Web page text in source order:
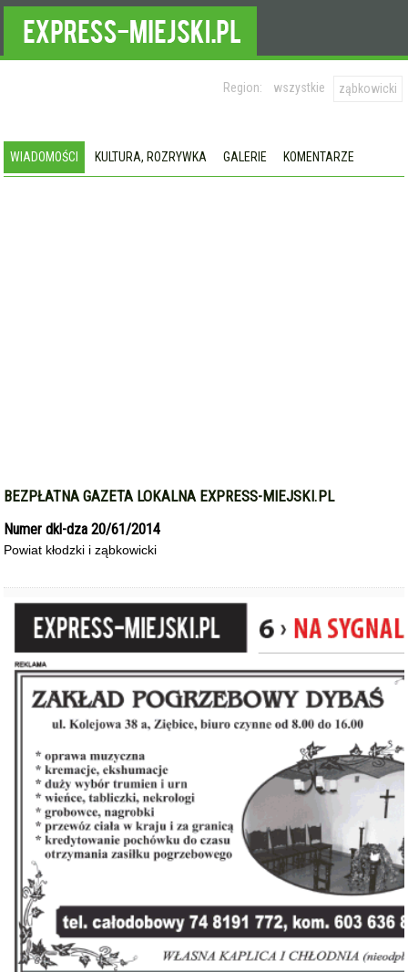
Region: wszystkie ząbkowicki
WIADOMOŚCI KULTURA, ROZRYWKA GALERIE KOMENTARZE
BEZPŁATNA GAZETA LOKALNA EXPRESS-MIEJSKI.PL
Numer dkl-dza 20/61/2014
Powiat kłodzki i ząbkowicki